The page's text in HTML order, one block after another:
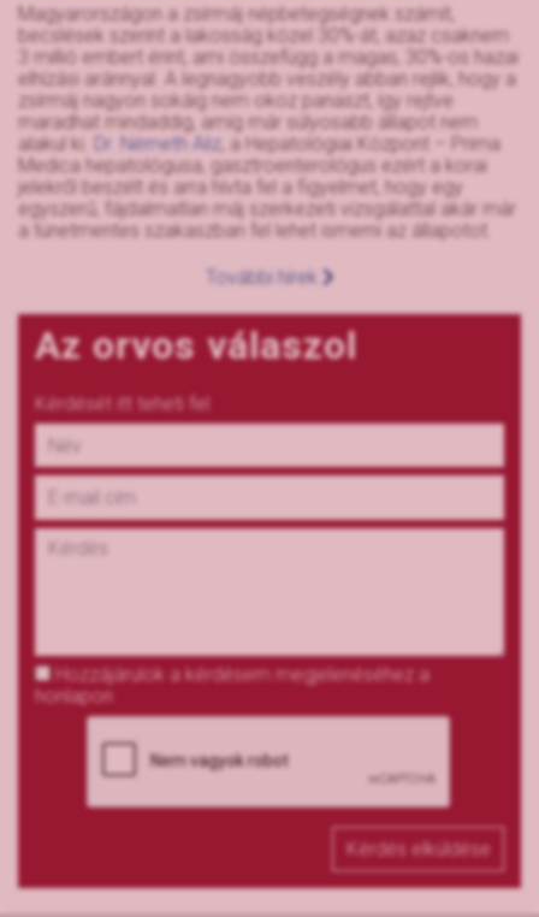
Magyarországon a zsírmáj népbetegségnek számít,
becslések szerint a lakosság közel 30%-át, azaz csaknem
3 millió embert érint, ami összefügg a magas, 30%-os hazai
elhízási aránnyal. A legnagyobb veszély abban rejlik, hogy a
zsírmáj nagyon sokáig nem okoz panaszt, így rejtve
maradhat mindaddig, amíg már súlyosabb állapot nem
alakul ki.
Dr. Németh Aliz , a Hepatológiai Központ – Prima
Medica hepatológusa, gasztroenterológus ezért a korai
jelekről beszélt és arra hívta fel a figyelmet, hogy egy
egyszerű, fájdalmatlan máj szerkezeti vizsgálattal akár már
a tünetmentes szakaszban fel lehet ismerni az állapotot.
További hírek
Az orvos válaszol
Kérdését itt teheti fel:
Hozzájárulok a kérdésem megjelenéséhez a
honlapon
Kérdés elküldése